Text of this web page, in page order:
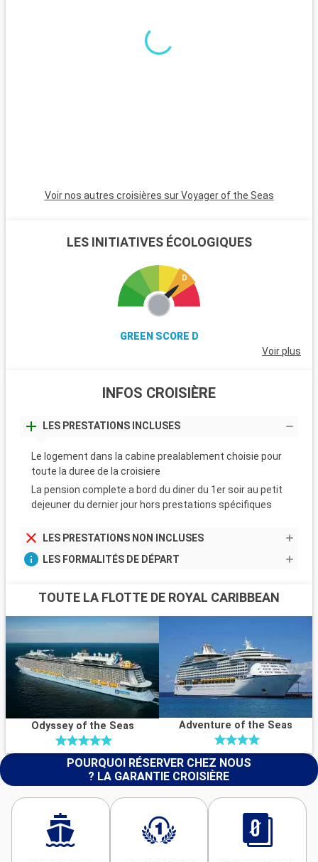
Voir nos autres croisières sur Voyager of the Seas
LES INITIATIVES ÉCOLOGIQUES
GREEN SCORE D
Voir plus
INFOS CROISIÈRE
LES PRESTATIONS INCLUSES
Le logement dans la cabine prealablement choisie pour
toute la duree de la croisiere
La pension complete a bord du diner du 1er soir au petit
dejeuner du dernier jour hors prestations spécifiques
LES PRESTATIONS NON INCLUSES
LES FORMALITÉS DE DÉPART
TOUTE LA FLOTTE DE ROYAL CARIBBEAN
Odyssey of the Seas Adventure of the Seas
POURQUOI RÉSERVER CHEZ NOUS
? LA GARANTIE CROISIÈRE